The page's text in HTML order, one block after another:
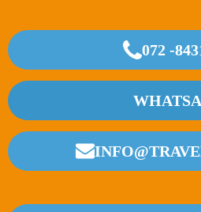
072 -